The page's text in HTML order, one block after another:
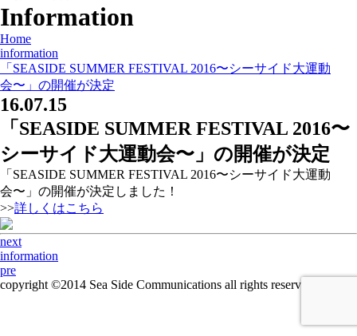
Information
Home
information
「SEASIDE SUMMER FESTIVAL 2016〜シーサイド大運動
会〜」の開催が決定
16.07.15
「SEASIDE SUMMER FESTIVAL 2016〜
シーサイド大運動会〜」の開催が決定
「SEASIDE SUMMER FESTIVAL 2016〜シーサイド大運動
会〜」の開催が決定しました！
>>詳しくはこちら
next
information
pre
copyright ©2014 Sea Side Communications all rights reserved.